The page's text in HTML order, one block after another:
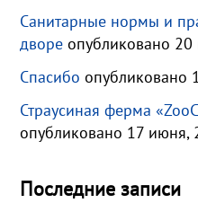
Санитарные нормы и
дворе опубликовано 20
Спасибо опубликовано
Страусиная ферма
опубликовано 17 июня,
Последние записи